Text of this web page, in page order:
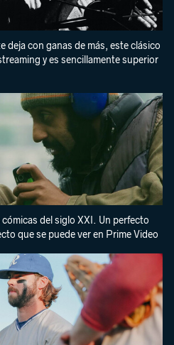
deja con ganas de más, este clásico
y es sencillamente superior
del siglo XXI. Un perfecto
que se puede ver en Prime Video